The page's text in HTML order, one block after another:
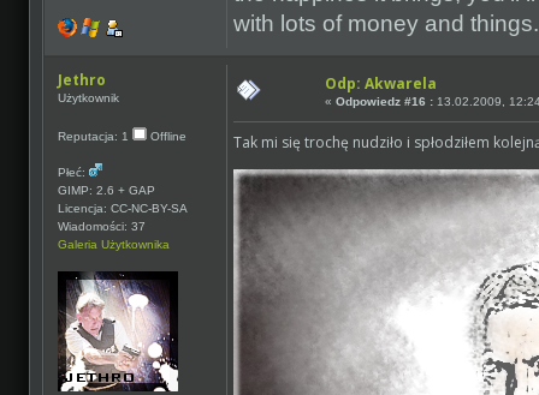
with lots of money and
Jethro
Użytkownik
Reputacja: 1 Offline
Płeć:
GIMP: 2.6 + GAP
Licencja: CC-NC-BY-SA
Wiadomości: 37
Galeria Użytkownika
Odp: Akwarela
«Odpowiedz #16 : 13.02.2009,
Tak mi się trochę nudziło i spłodziłem